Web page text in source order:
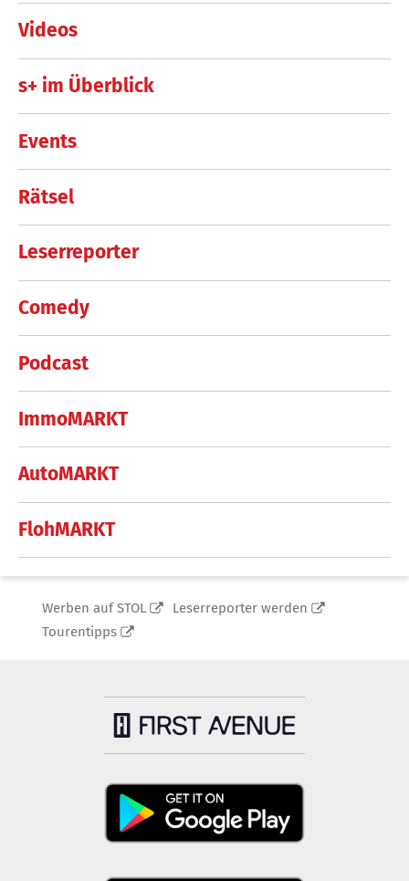
Videos
s+ im Überblick
Events
Rätsel
Leserreporter
Comedy
Podcast
ImmoMARKT
AutoMARKT
FlohMARKT
Werben auf STOL
Leserreporter werden
Tourentipps